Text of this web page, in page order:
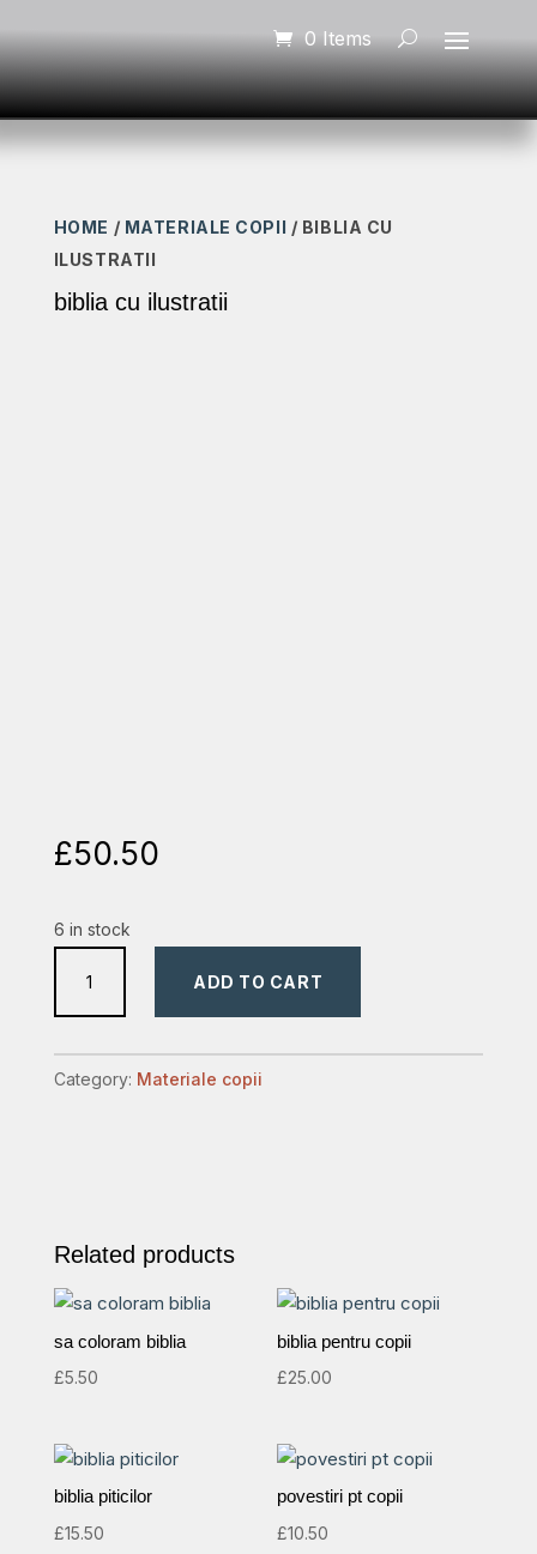
0 Items
HOME / MATERIALE COPII / BIBLIA CU
ILUSTRATII
biblia cu ilustratii
£50.50
6 in stock
quantity
ADD TO CART
Category: Materiale copii
Related products
sa coloram biblia
£5.50
biblia pentru copii
£25.00
biblia piticilor
£15.50
povestiri pt copii
£10.50